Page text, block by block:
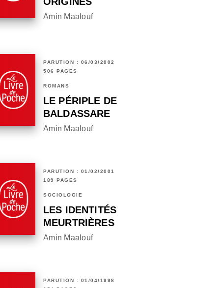
Amin Maalouf
PARUTION : 06/03/2002
506 PAGES
ROMANS
LE PÉRIPLE DE
BALDASSARE
Amin Maalouf
PARUTION : 01/02/2001
189 PAGES
SOCIOLOGIE
LES IDENTITÉS
MEURTRIÈRES
Amin Maalouf
PARUTION : 01/04/1998